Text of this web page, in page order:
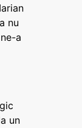
nu
a
un